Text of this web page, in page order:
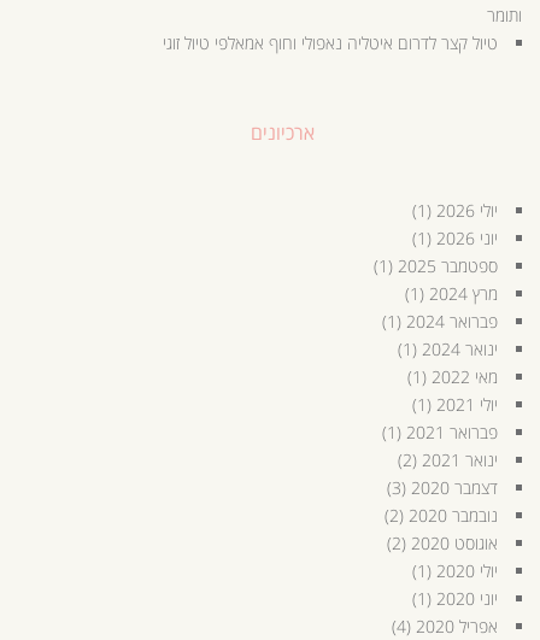
ותומר
טיול קצר לדרום איטליה נאפולי וחוף אמאלפי טיול זוגי
ארכיונים
יולי 2026
(1)
יוני 2026
(1)
ספטמבר 2025
(1)
מרץ 2024
(1)
פברואר 2024
(1)
ינואר 2024
(1)
מאי 2022
(1)
יולי 2021
(1)
פברואר 2021
(1)
ינואר 2021
(2)
דצמבר 2020
(3)
נובמבר 2020
(2)
אוגוסט 2020
(2)
יולי 2020
(1)
יוני 2020
(1)
אפריל 2020
(4)